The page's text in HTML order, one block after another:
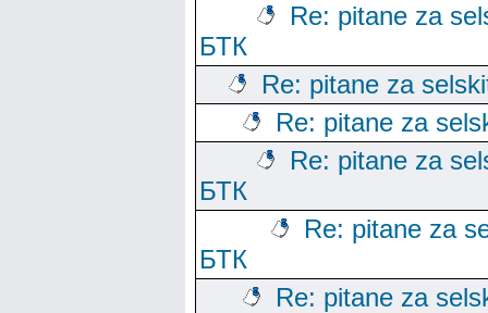
Re: pitane za
БТК
Re: pitane za
Re: pitane za
Re: pitane za
БТК
Re: pitane za
БТК
Re: pitane za